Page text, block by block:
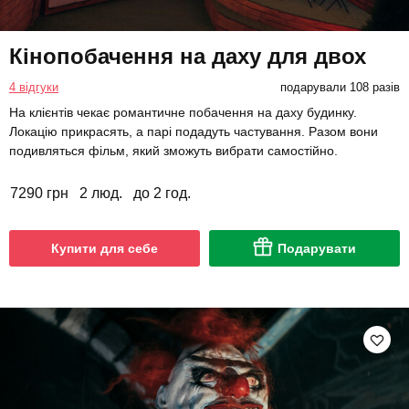
Кінопобачення на даху для двох
4 відгуки подарували 108 разів
На клієнтів чекає романтичне побачення на даху будинку.
Локацію прикрасять, а парі подадуть частування. Разом вони
подивляться фільм, який зможуть вибрати самостійно.
7290 грн 2 люд. до 2 год.
Купити для себе Подарувати